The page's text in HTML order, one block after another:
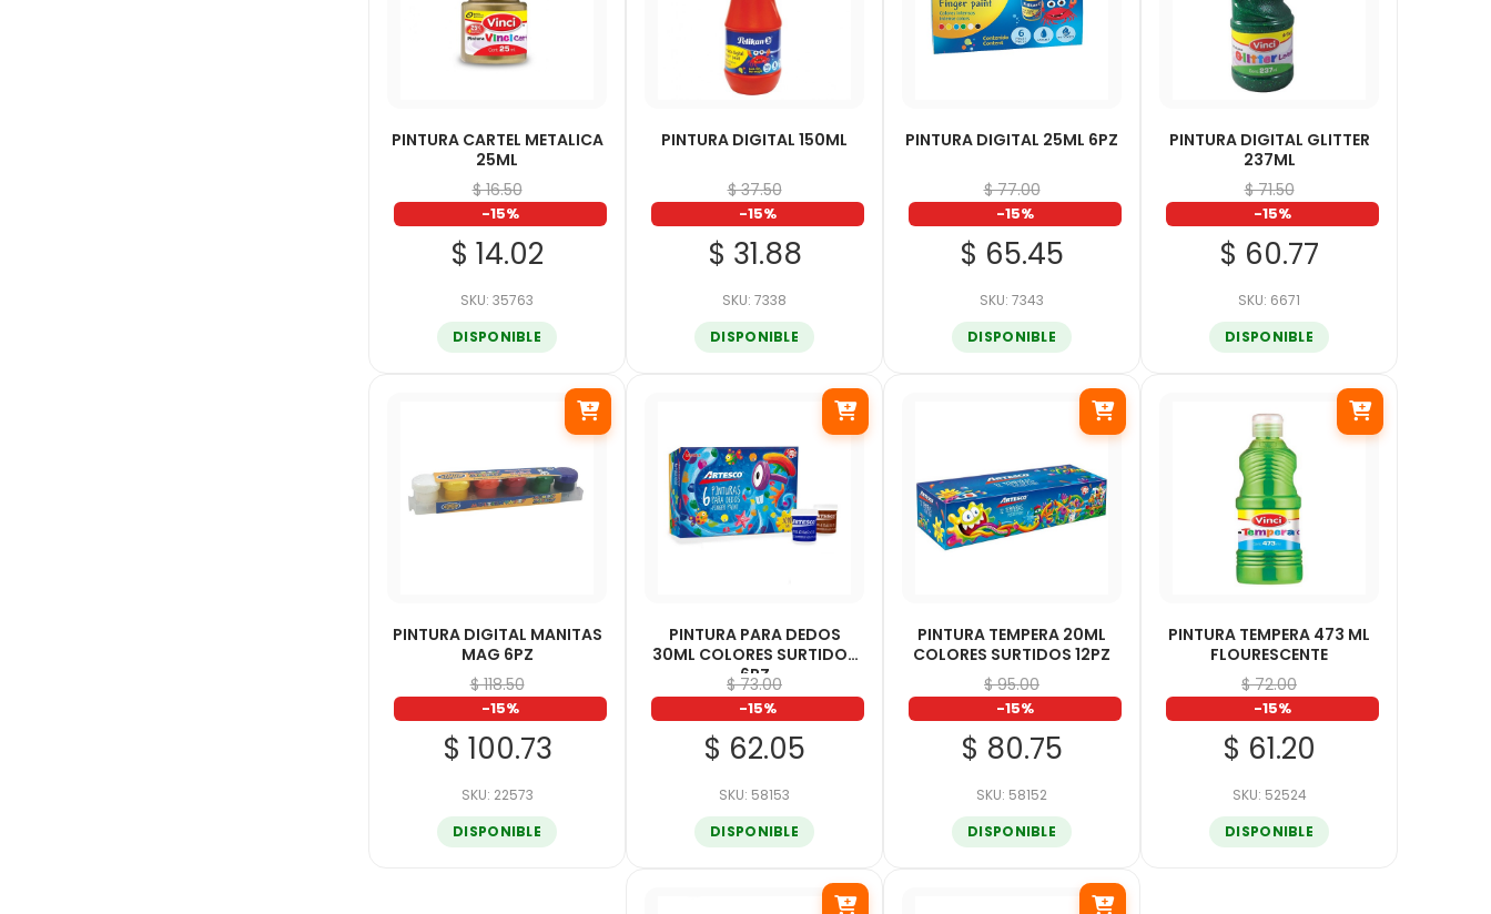
PINTURA CARTEL METALICA
25ML
$ 16.50
-15%
$ 14.02
SKU: 35763
DISPONIBLE
PINTURA DIGITAL 150ML
$ 37.50
-15%
$ 31.88
SKU: 7338
DISPONIBLE
PINTURA DIGITAL 25ML 6PZ
$ 77.00
-15%
$ 65.45
SKU: 7343
DISPONIBLE
PINTURA DIGITAL GLITTER
237ML
$ 71.50
-15%
$ 60.77
SKU: 6671
DISPONIBLE
PINTURA DIGITAL MANITAS
MAG 6PZ
$ 118.50
-15%
$ 100.73
SKU: 22573
DISPONIBLE
PINTURA PARA DEDOS
30ML COLORES SURTIDOS
6PZ
$ 73.00
-15%
$ 62.05
SKU: 58153
DISPONIBLE
PINTURA TEMPERA 20ML
COLORES SURTIDOS 12PZ
$ 95.00
-15%
$ 80.75
SKU: 58152
DISPONIBLE
PINTURA TEMPERA 473 ML
FLOURESCENTE
$ 72.00
-15%
$ 61.20
SKU: 52524
DISPONIBLE